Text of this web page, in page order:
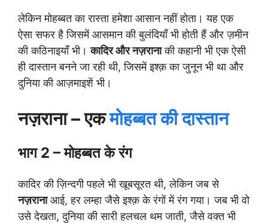
लेकिन मोहब्बत का रास्ता हमेशा आसान नहीं होता। यह एक
ऐसा सफर है जिसमें आसमान की बुलंदियाँ भी होती हैं और ज़मीन
की कठिनाइयाँ भी।कादिर और नज़रानाकी कहानी भी एक ऐसी
ही दास्तान बनने जा रही थी, जिसमें इश्क़ का जुनून भी था और
दुनिया की आज़माइशें भी।
नज़राना – एकमोहब्बत की दास्तान
भाग 2 – मोहब्बत के रंग
कादिर की ज़िन्दगी पहले भी खूबसूरत थी, लेकिन जब से
नज़रानाआई, हर लम्हा जैसे इश्क़ के रंगों में रंग गया। जब भी वो
उसे देखता, दुनिया की सारी हलचल थम जाती, जैसे वक्त भी